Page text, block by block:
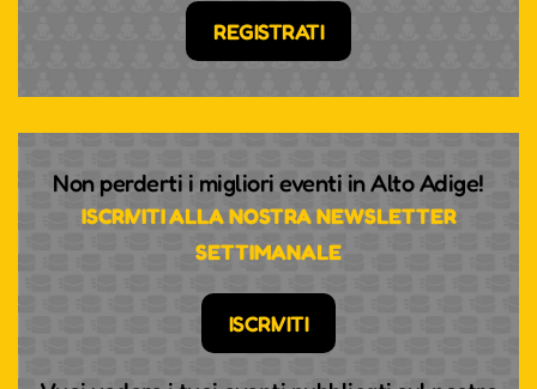
REGISTRATI
Non perderti i migliori eventi in Alto Adige!
ISCRIVITI ALLA NOSTRA NEWSLETTER
SETTIMANALE
ISCRIVITI